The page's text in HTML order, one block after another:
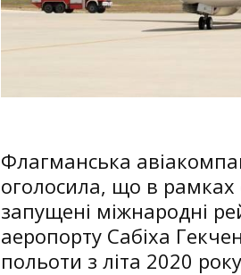
Флагманська
оголосила, що в рамках
запущені міжнародні
аеропорту Сабіха
польоти з літа 2020